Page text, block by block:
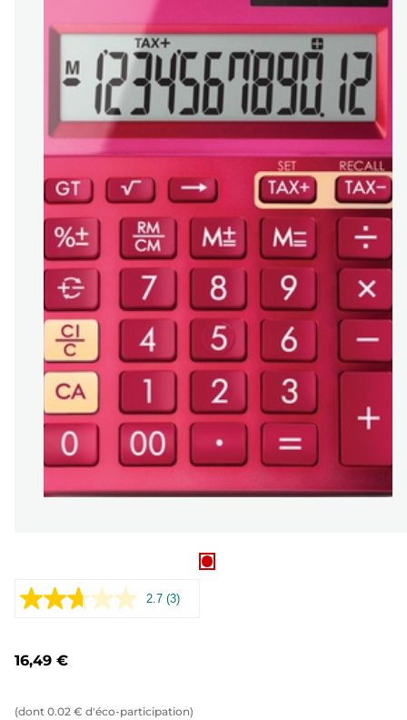
2.7 Lire
page.
(3)
16,49 €
(dont 0.02 € d'éco-participation)